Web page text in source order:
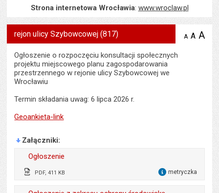
Strona internetowa Wrocławia: www.wroclaw.pl
rejon ulicy Szybowcowej (817) A zmniejsz
A A
Ogłoszenie o rozpoczęciu konsultacji społecznych
projektu miejscowego planu zagospodarowania
przestrzennego w rejonie ulicy Szybowcowej we
Wrocławiu
Termin składania uwag: 6 lipca 2026 r.
Geoankieta-link
Załączniki
Ogłoszenie
PDF, 411 KB metryczka
Wytworzył:
Jacek Barski